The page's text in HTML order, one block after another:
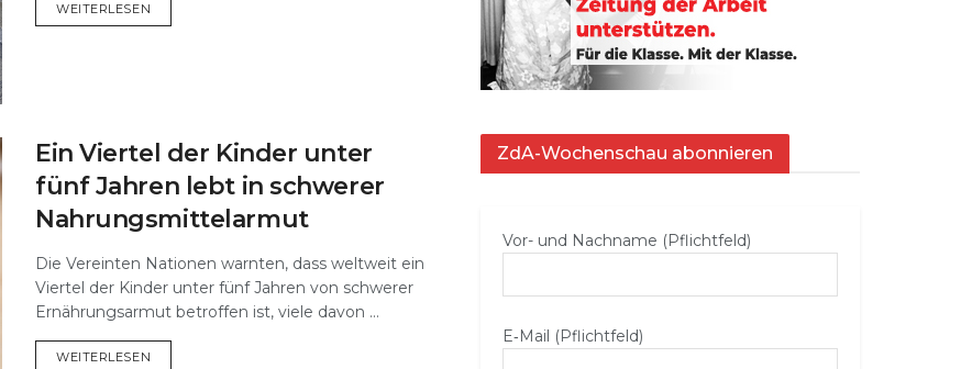
WEITERLESEN
Ein Viertel der Kinder unter
fünf Jahren lebt in schwerer
Nahrungsmittelarmut
Die Vereinten Nationen warnten, dass weltweit ein
Viertel der Kinder unter fünf Jahren von schwerer
Ernährungsarmut betroffen ist, viele davon ...
WEITERLESEN
ZdA-Wochenschau abonnieren
Vor- und Nachname (Pflichtfeld)
E‑Mail (Pflichtfeld)